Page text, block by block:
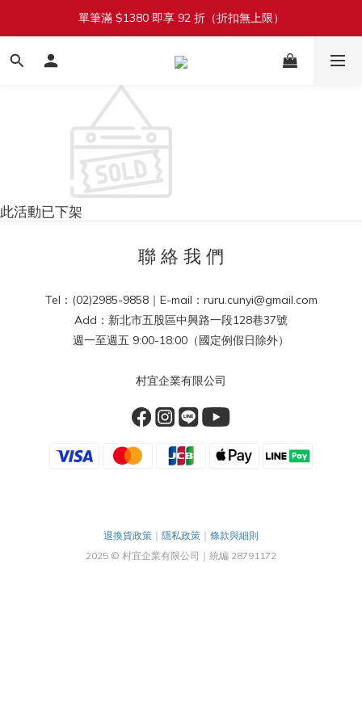
加入會員立即送 $100 購物金
單筆滿 $1380 即享 92 折（折扣無上限）
加入會員立即送 $100 購物金
此活動已下架
聯 絡 我 們
Tel：(02)2985-9858｜E-mail：ruru.cunyi@gmail.com
Add：新北市五股區中興路一段128巷37號
週一至週五 9:00-18:00（國定例假日除外）
村宜企業有限公司
退換貨政策 ｜ 隱私政策 ｜ 條款與細則
2025 © 村宜企業有限公司｜統編 28791172